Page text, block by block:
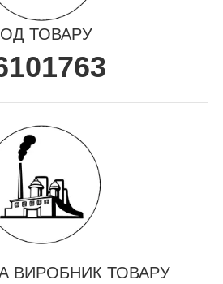
ТОВАРУ
ВИРОБНИК ТОВАРУ